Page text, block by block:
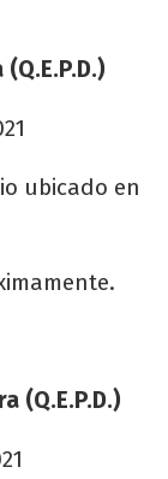
ubicado en
(Q.E.P.D.)